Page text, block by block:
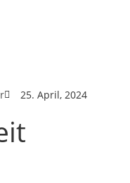
25. April, 2024